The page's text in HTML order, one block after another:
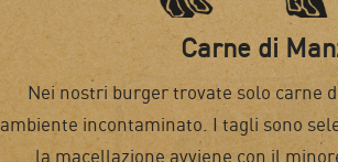
Carne di
Nei nostri burger trovate solo carne
ambiente incontaminato. I tagli sono
la macellazione avviene con il